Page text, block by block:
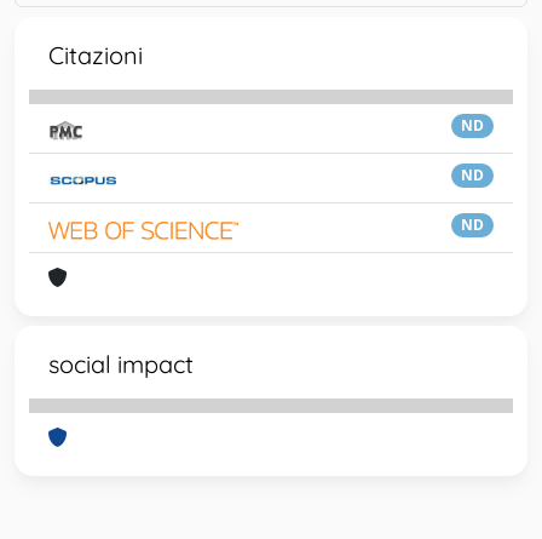
Citazioni
ND
ND
ND
social impact